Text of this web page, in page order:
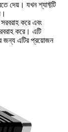
দেয়। যখন শ্যাফ্টটি
করে এবং
করে। এটি
জন্য এটির প্রয়োজন